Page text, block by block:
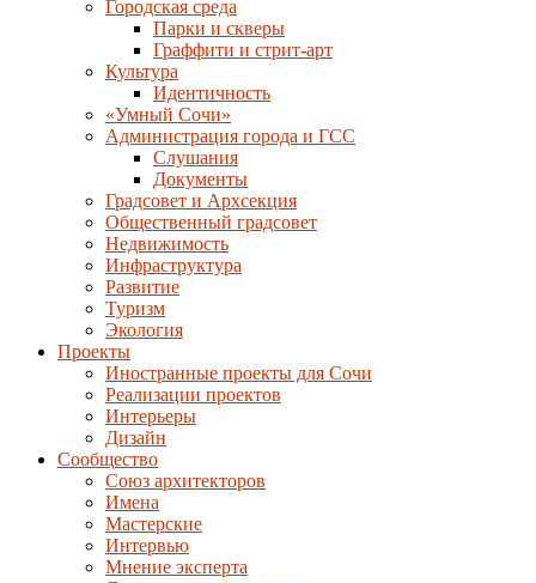
Городская среда
Парки и скверы
Граффити и стрит-арт
Культура
Идентичность
«Умный Сочи»
Администрация города и ГСС
Слушания
Документы
Градсовет и Архсекция
Общественный градсовет
Недвижимость
Инфраструктура
Развитие
Туризм
Экология
Проекты
Иностранные проекты для Сочи
Реализации проектов
Интерьеры
Дизайн
Сообщество
Союз архитекторов
Имена
Мастерские
Интервью
Мнение эксперта